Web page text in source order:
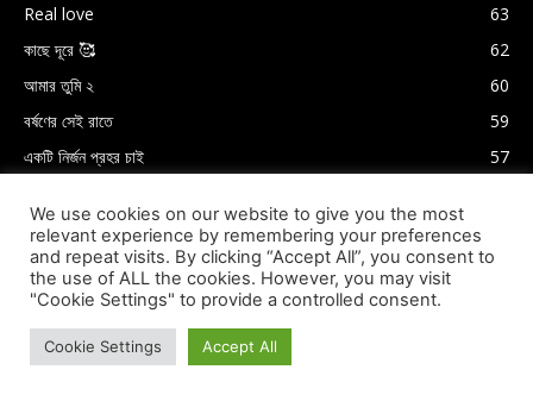
Real love
63
কাছে দূরে 🥰
62
আমার তুমি ২
60
বর্ষণের সেই রাতে
59
একটি নির্জন প্রহর চাই
57
We use cookies on our website to give you the most
relevant experience by remembering your preferences
and repeat visits. By clicking “Accept All”, you consent to
the use of ALL the cookies. However, you may visit
"Cookie Settings" to provide a controlled consent.
Cookie Settings Accept All